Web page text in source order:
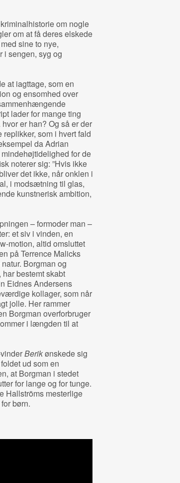
om nogle
om at få deres elskede
sine to nye,
i sengen, syg og
at iagttage, som en
og ensomhed over
lader for mange ting
er han? Og så er der
som i hvert fald
da Adrian
for de
noterer sig: ”Hvis ikke
det ikke, når onklen i
i modsætning til glas,
kunstnerisk ambition,
– formoder man –
et siv i vinden, en
motion, altid omsluttet
på Terrence Malicks
Borgman og
bestemt skabt
Eidnes Andersens
kollager, som når
jolle. Her rammer
Borgman overforbruger
i længden til at
Berikønskede sig
ud som en
at Borgman i stedet
for lange og for tunge.
Hallströms mesterlige
børn.